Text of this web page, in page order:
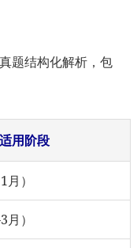
题结构化解析，包
适用阶段
）
）